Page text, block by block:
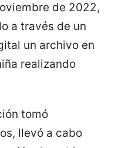
de 2022,
a través de un
un archivo en
realizando
tomó
llevó a cabo